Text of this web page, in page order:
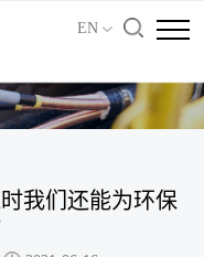
EN
我们还能为环保